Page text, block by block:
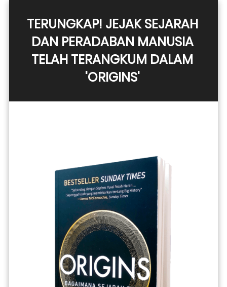
TERUNGKAP! JEJAK SEJARAH
DAN PERADABAN MANUSIA
TELAH TERANGKUM DALAM
'ORIGINS'